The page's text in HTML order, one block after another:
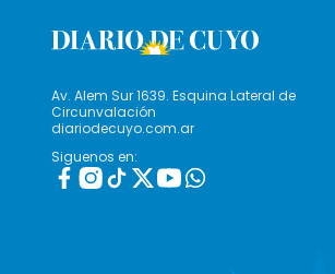
Av. Alem Sur 1639. Esquina Lateral de
Circunvalación
diariodecuyo.com.ar
Siguenos en: